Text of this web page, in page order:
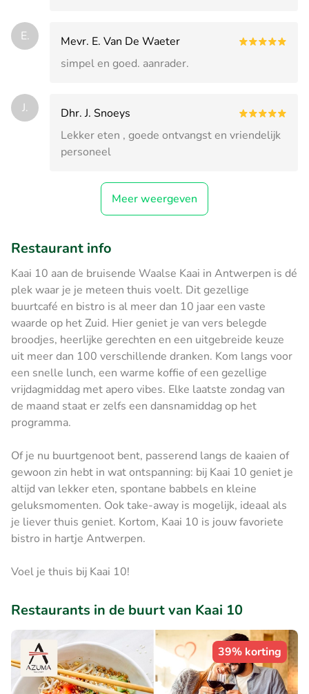
E.
Mevr. E. Van De Waeter
simpel en goed. aanrader.
J.
Dhr. J. Snoeys
Lekker eten , goede ontvangst en vriendelijk
personeel
Meer weergeven
Restaurant info
Kaai 10 aan de bruisende Waalse Kaai in Antwerpen is dé
plek waar je je meteen thuis voelt. Dit gezellige
buurtcafé en bistro is al meer dan 10 jaar een vaste
waarde op het Zuid. Hier geniet je van vers belegde
broodjes, heerlijke gerechten en een uitgebreide keuze
uit meer dan 100 verschillende dranken. Kom langs voor
een snelle lunch, een warme koffie of een gezellige
vrijdagmiddag met apero vibes. Elke laatste zondag van
de maand staat er zelfs een dansnamiddag op het
programma.
Of je nu buurtgenoot bent, passerend langs de kaaien of
gewoon zin hebt in wat ontspanning: bij Kaai 10 geniet je
altijd van lekker eten, spontane babbels en kleine
geluksmomenten. Ook take-away is mogelijk, ideaal als
je liever thuis geniet. Kortom, Kaai 10 is jouw favoriete
bistro in hartje Antwerpen.
Voel je thuis bij Kaai 10!
Restaurants in de buurt van Kaai 10
39% korting